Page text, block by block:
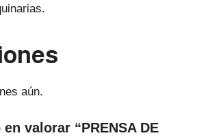
aún.
valorar “PRENSA DE